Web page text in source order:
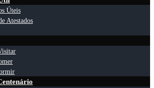
Úteis
Atestados